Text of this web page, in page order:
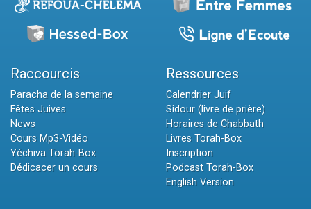
Raccourcis
Paracha de la semaine
Fêtes Juives
News
Cours Mp3-Vidéo
Yéchiva Torah-Box
Dédicacer un cours
Ressources
Calendrier Juif
Sidour (livre de prière)
Horaires de Chabbath
Livres Torah-Box
Inscription
Podcast Torah-Box
English Version